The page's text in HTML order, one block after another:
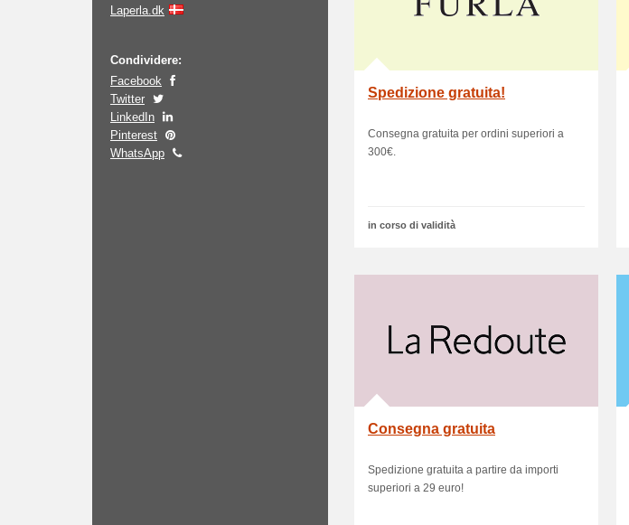
Laperla.dk
Condividere:
Facebook
Twitter
LinkedIn
Pinterest
WhatsApp
Spedizione gratuita!
Consegna gratuita per ordini superiori a
300€.
in corso di validità
Consegna gratuita
Spedizione gratuita a partire da importi
superiori a 29 euro!